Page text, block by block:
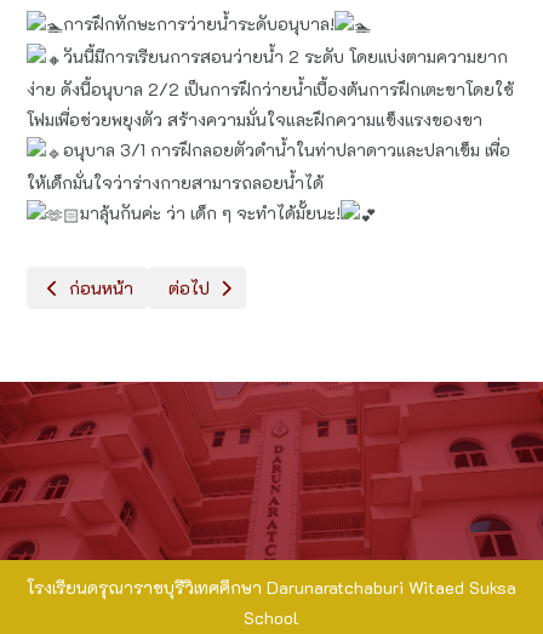
การฝึกทักษะการว่ายน้ำระดับอนุบาล!
วันนี้มีการเรียนการสอนว่ายน้ำ 2 ระดับ โดยแบ่งตามความยาก
ง่าย ดังนี้อนุบาล 2/2 เป็นการฝึกว่ายน้ำเบื้องต้นการฝึกเตะขาโดยใช้
โฟมเพื่อช่วยพยุงตัว สร้างความมั่นใจและฝึกความแข็งแรงของขา
อนุบาล 3/1 การฝึกลอยตัวดำน้ำในท่าปลาดาวและปลาเข็ม เพื่อ
ให้เด็กมั่นใจว่าร่างกายสามารถลอยน้ำได้
มาลุ้นกันค่ะ ว่า เด็ก ๆ จะทำได้มั้ยนะ!
เนื้อหาก่อนหน้า: วันงดสูบบุหรี่โลก - ระดับอนุบาล
ก่อนหน้า เนื้อหาถัดไป: DRWS 2026 - Foreign Department
ต่อไป
โรงเรียนดรุณาราชบุรีวิเทศศึกษา Darunaratchaburi Witaed Suksa
School